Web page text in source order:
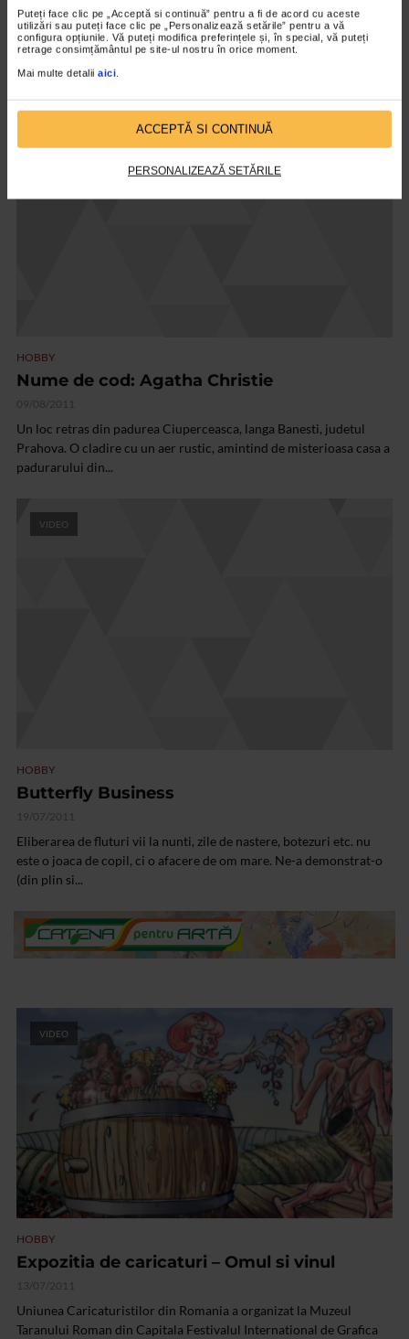
Puteți face clic pe „Acceptă si continuă” pentru a fi de acord cu aceste
utilizări sau puteți face clic pe „Personalizează setările” pentru a vă
configura opțiunile. Vă puteți modifica preferințele și, în special, vă puteți
retrage consimțământul pe site-ul nostru în orice moment.
Mai multe detalii aici
ACCEPTĂ SI CONTINUĂ
PERSONALIZEAZĂ SETĂRILE
Eleganta, rafinament, explozie de parfum si culoare, naturalete si
imaginatie - acestea au fost atuurile expozitiei de design floral si
de...
VIDEO
HOBBY
Nume de cod: Agatha Christie
09/08/2011
Un loc retras din padurea Ciuperceasca, langa Banesti, judetul
Prahova. O cladire cu un aer rustic, amintind de misterioasa casa a
padurarului din...
VIDEO
HOBBY
Butterfly Business
19/07/2011
Eliberarea de fluturi vii la nunti, zile de nastere, botezuri etc. nu
este o joaca de copil, ci o afacere de om mare. Ne-a demonstrat-o
(din plin si...
VIDEO
HOBBY
Expozitia de caricaturi – Omul si vinul
13/07/2011
Uniunea Caricaturistilor din Romania a organizat la Muzeul
Taranului Roman din Capitala Festivalul International de Grafica